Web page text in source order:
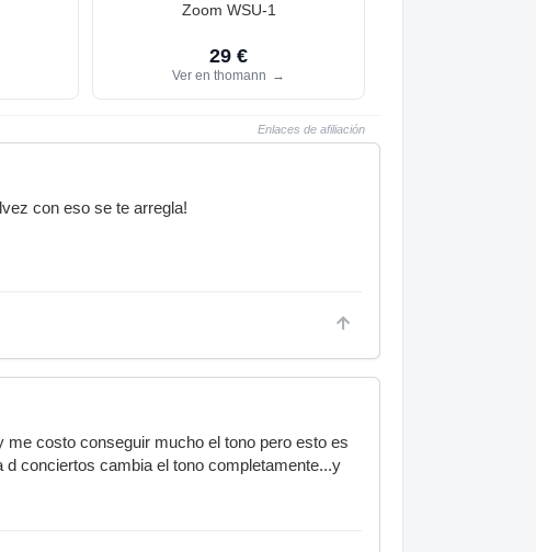
Zoom WSU-1
29 €
Ver en thomann →
Enlaces de afiliación
con eso se te arregla!
costo conseguir mucho el tono pero esto es
conciertos cambia el tono completamente...y